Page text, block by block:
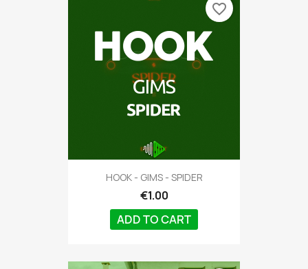
HOOK - GIMS - SPIDER
€1.00
ADD TO CART
favorite_border